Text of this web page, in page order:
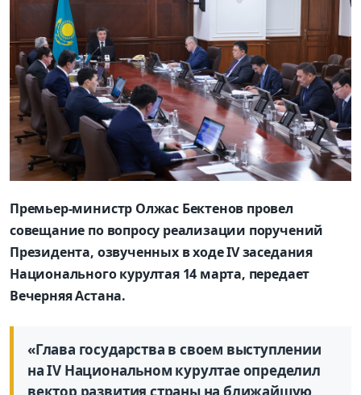
Премьер-министр Олжас Бектенов провел
совещание по вопросу реализации поручений
Президента, озвученных в ходе IV заседания
Национального курултая 14 марта, передает
Вечерняя Астана.
«Глава государства в своем выступлении
на IV Национальном курултае определил